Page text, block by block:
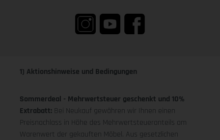
1) Aktionshinweise und Bedingungen
Sommerdeal - Mehrwertsteuer geschenkt und 10%
Extrabatt: Bei Neukauf gewähren wir Ihnen einen
Preisnachlass in Höhe des Mehrwertsteueranteils am
Warenwert der gekauften Möbel. Aus gesetzlichen